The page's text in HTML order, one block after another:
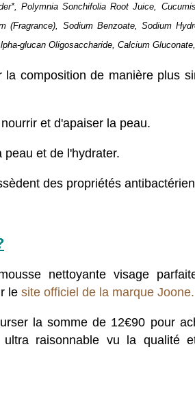
Polymnia Sonchifolia Root Juice,
(Fragrance), Sodium Benzoate, Sodium
glucan Oligosaccharide, Calcium
composition de manière plus
et d'apaiser la peau.
et de l'hydrater.
des propriétés
nettoyante visage
le site officiel de la marque Joone.
la somme de 12€90 pour
raisonnable vu la qualité